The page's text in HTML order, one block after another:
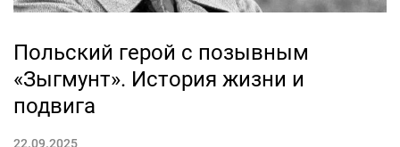
Польский герой с позывным
«Зыгмунт». История жизни и
подвига
22.09.2025